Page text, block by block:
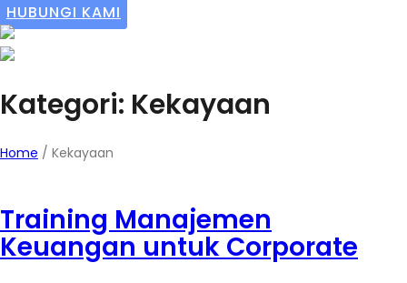
HUBUNGI KAMI
Kategori: Kekayaan
Home / Kekayaan
Training Manajemen
Keuangan untuk Corporate